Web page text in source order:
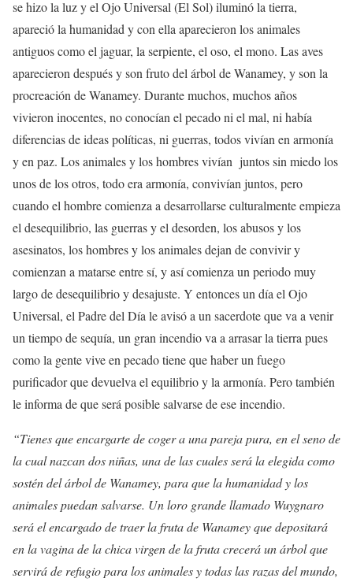
se hizo la luz y el Ojo Universal (El Sol) iluminó la tierra,
apareció la humanidad y con ella aparecieron los animales
antiguos como el jaguar, la serpiente, el oso, el mono. Las aves
aparecieron después y son fruto del árbol de Wanamey, y son la
procreación de Wanamey. Durante muchos, muchos años
vivieron inocentes, no conocían el pecado ni el mal, ni había
diferencias de ideas políticas, ni guerras, todos vivían en armonía
y en paz. Los animales y los hombres vivían juntos sin miedo los
unos de los otros, todo era armonía, convivían juntos, pero
cuando el hombre comienza a desarrollarse culturalmente empieza
el desequilibrio, las guerras y el desorden, los abusos y los
asesinatos, los hombres y los animales dejan de convivir y
comienzan a matarse entre sí, y así comienza un periodo muy
largo de desequilibrio y desajuste. Y entonces un día el Ojo
Universal, el Padre del Día le avisó a un sacerdote que va a venir
un tiempo de sequía, un gran incendio va a arrasar la tierra pues
como la gente vive en pecado tiene que haber un fuego
purificador que devuelva el equilibrio y la armonía. Pero también
le informa de que será posible salvarse de ese incendio.
“Tienes que encargarte de coger a una pareja pura, en el seno de
la cual nazcan dos niñas, una de las cuales será la elegida como
sostén del árbol de Wanamey, para que la humanidad y los
animales puedan salvarse. Un loro grande llamado Wuygnaro
será el encargado de traer la fruta de Wanamey que depositará
en la vagina de la chica virgen de la fruta crecerá un árbol que
servirá de refugio para los animales y todas las razas del mundo,